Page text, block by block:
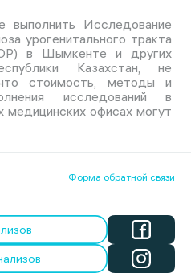
выполнить Исследование
урогенитального тракта
в Шымкенте и других
Казахстан, не
стоимость, методы и
исследований в
медицинских офисах могут
Форма обратной связи